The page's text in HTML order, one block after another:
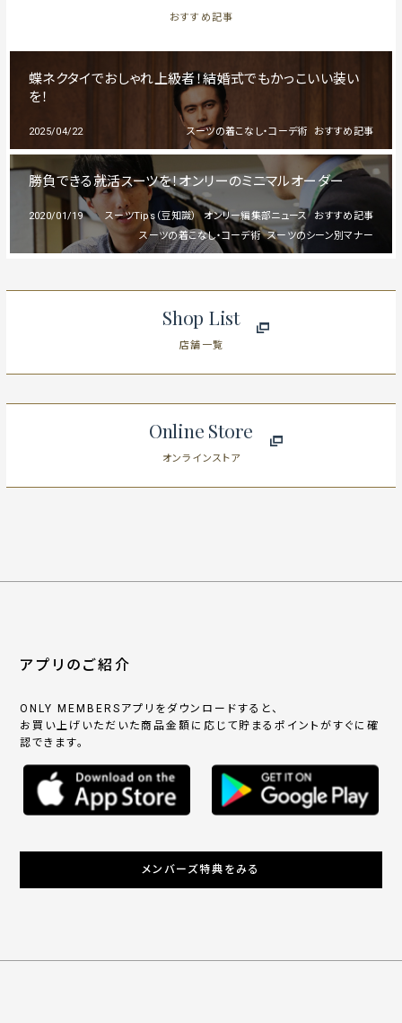
おすすめ記事
蝶ネクタイでおしゃれ上級者！結婚式でもかっこいい装い
を！
2025/04/22 おすすめ記事
スーツの着こなし・コーデ術
勝負できる就活スーツを！オンリーのミニマルオーダー
2020/01/19 おすすめ記事
オンリー編集部ニュース
スーツTips（豆知識）
スーツのシーン別マナー
スーツの着こなし・コーデ術
Shop List
店舗一覧
Online Store
オンラインストア
アプリのご紹介
ONLY MEMBERSアプリをダウンロードすると、
お買い上げいただいた商品金額に応じて貯まるポイントがすぐに確
認できます。
メンバーズ特典をみる